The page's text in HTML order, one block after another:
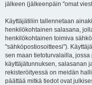
jälkeen (jälkeenpäin "omat
Käyttäjätiliin tallennetaan
henkilökohtainen salasana,
henkilökohtainen toimiva
"sähköpostiosoitteesi").
sen maan tietoturvalailla,
käyttäjätunnuksen, salasanan
rekisteröityessä on meidän
päättää mitkä tiedot ovat